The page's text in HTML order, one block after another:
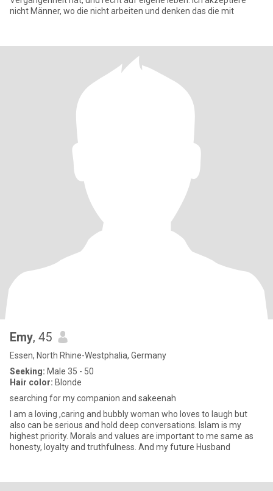
nicht Männer, wo die nicht arbeiten und denken das die mit
Emy, 45
Essen, North Rhine-Westphalia, Germany
Seeking: Male 35 - 50
Hair color: Blonde
searching for my companion and sakeenah
I am a loving ,caring and bubbly woman who loves to laugh but
also can be serious and hold deep conversations. Islam is my
highest priority. Morals and values are important to me same as
honesty, loyalty and truthfulness. And my future Husband